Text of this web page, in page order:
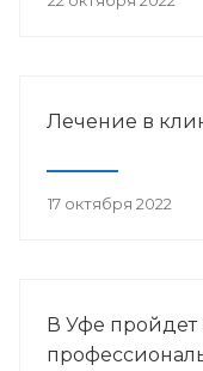
Лечение в
17 октября 2022
В Уфе пройдет